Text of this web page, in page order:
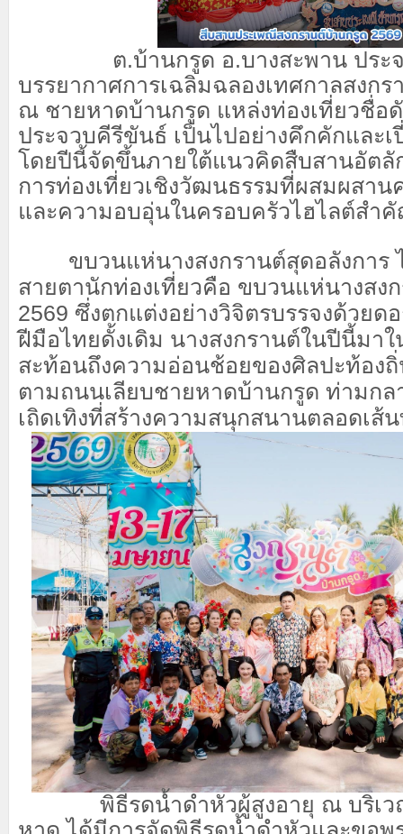
ต.บ้านกรูด อ.​บางสะพาน ประจ
บรรยากาศการเฉลิมฉลองเทศกาลสงก
ณ ชายหาดบ้านกรูด แหล่งท่องเที่ยวชื่อ
ประจวบคีรีขันธ์ เป็นไปอย่างคึกคักและ
โดยปีนี้จัดขึ้นภายใต้แนวคิดสืบสานอัต
การท่องเที่ยวเชิงวัฒนธรรมที่ผสมผสา
และความอบอุ่นในครอบครัวไฮไลต์สำ
ขบวนแห่นางสงกรานต์สุดอลังการ
สายตานักท่องเที่ยวคือ ขบวนแห่นางสง
2569 ซึ่งตกแต่งอย่างวิจิตรบรรจงด้วยด
ฝีมือไทยดั้งเดิม นางสงกรานต์ในปีนี้มา
สะท้อนถึงความอ่อนช้อยของศิลปะท้อง
ตามถนนเลียบชายหาดบ้านกรูด ท่ามกล
เถิดเทิงที่สร้างความสนุกสนานตลอดเส้
พิธีรดน้ำดำหัวผู้สูงอายุ ณ บริเวณ